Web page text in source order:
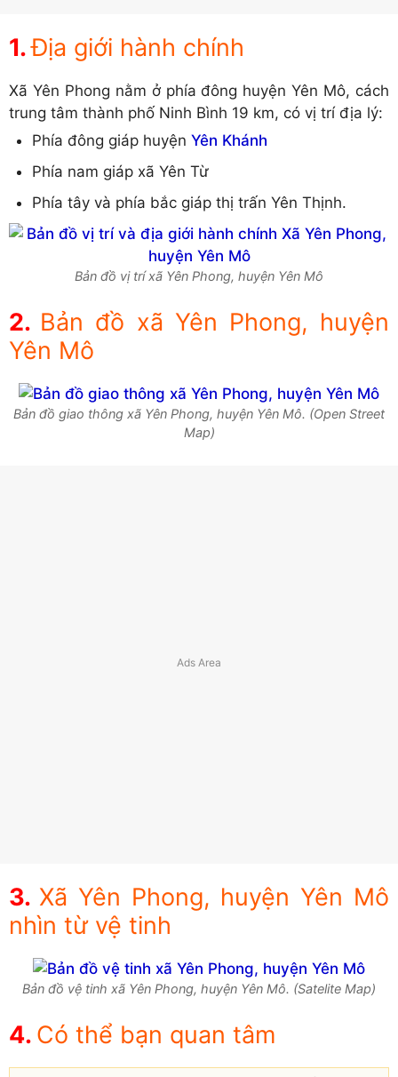
Địa giới hành chính
Xã Yên Phong nằm ở phía đông huyện Yên Mô, cách
trung tâm thành phố Ninh Bình 19 km, có vị trí địa lý:
Phía đông giáp huyện Yên Khánh
Phía nam giáp xã Yên Từ
Phía tây và phía bắc giáp thị trấn Yên Thịnh.
Bản đồ vị trí xã Yên Phong, huyện Yên Mô
Bản đồ xã Yên Phong, huyện
Yên Mô
Bản đồ giao thông xã Yên Phong, huyện Yên Mô. (Open Street
Map)
Xã Yên Phong, huyện Yên Mô
nhìn từ vệ tinh
Bản đồ vệ tinh xã Yên Phong, huyện Yên Mô. (Satelite Map)
Có thể bạn quan tâm